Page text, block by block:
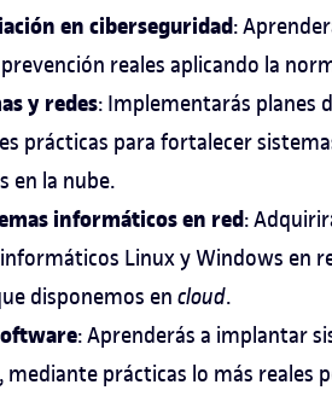
en ciberseguridad:
reales aplicando la
y redes: Implementarás planes
prácticas para fortalecer
en la nube.
informáticos en red:
Linux y Windows en
disponemos en cloud.
: Aprenderás a implantar
prácticas lo más reales